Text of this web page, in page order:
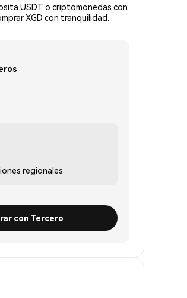
USDT o criptomonedas con
XGD con tranquilidad.
regionales
con Tercero